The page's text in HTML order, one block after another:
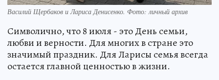
Василий Щербаков и Лариса Денисенко. Фото: личный архив
Символично, что 8 июля - это День семьи,
любви и верности. Для многих в стране это
значимый праздник. Для Ларисы семья всегда
остается главной ценностью в жизни.